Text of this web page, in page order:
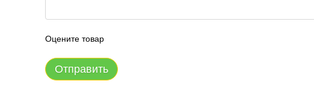
Оцените товар
Отправить